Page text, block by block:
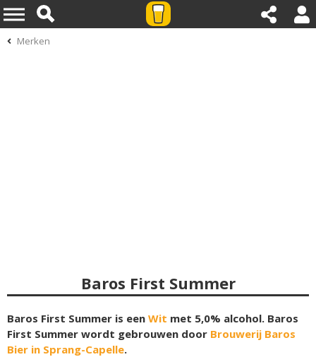
Merken
Baros First Summer
Baros First Summer is een Wit met 5,0% alcohol. Baros
First Summer wordt gebrouwen door Brouwerij Baros
Bier in Sprang-Capelle.